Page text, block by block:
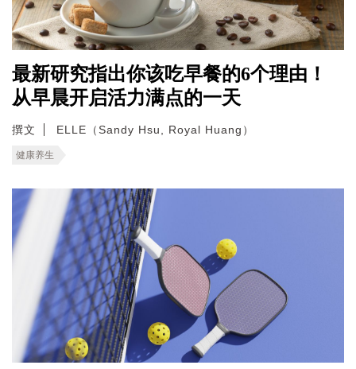
最新研究指出你该吃早餐的6个理由！
从早晨开启活力满点的一天
撰文 ELLE（Sandy Hsu, Royal Huang）
健康养生